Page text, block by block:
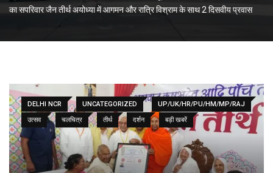
का सपरिवार जैन तीर्थ अयोध्या में आगमन और रात्रि विश्राम के साथ 2 दिसवीय प्रवास
DELHI NCR UNCATEGORIZED
UP/UK/HR/PU/HM/MP/RAJ
उत्सव
चलचित्र तीर्थ दर्शन बड़ी खबरें